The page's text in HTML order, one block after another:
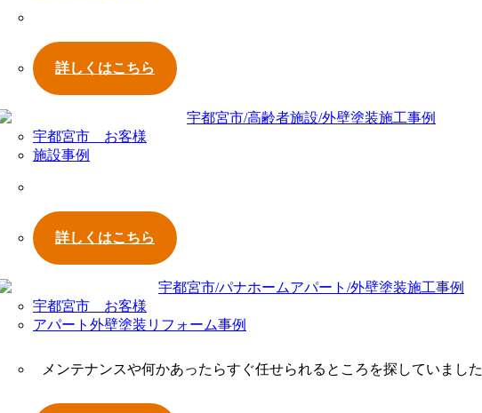
詳しくはこちら
宇都宮市 お客様
施設事例
詳しくはこちら
宇都宮市 お客様
アパート外壁塗装リフォーム事例
メンテナンスや何かあったらすぐ任せられるところを探していました